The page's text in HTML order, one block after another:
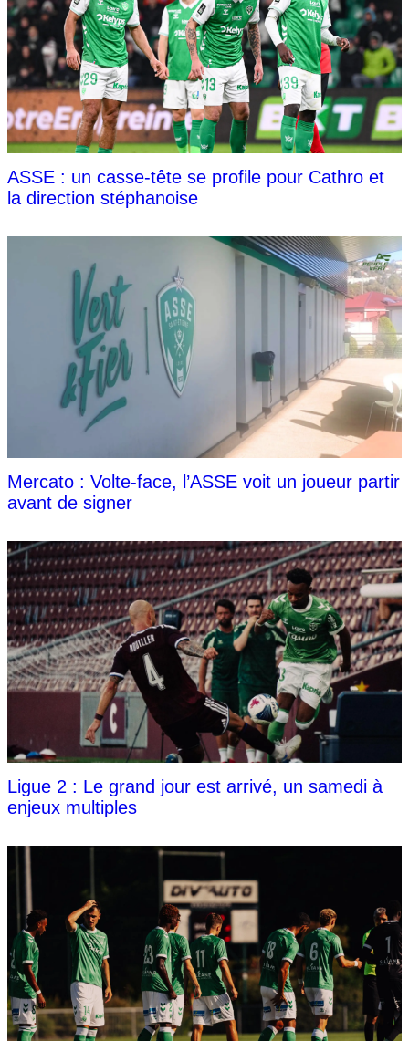
ASSE : un casse-tête se profile pour Cathro et
la direction stéphanoise
Mercato : Volte-face, l’ASSE voit un joueur partir
avant de signer
Ligue 2 : Le grand jour est arrivé, un samedi à
enjeux multiples